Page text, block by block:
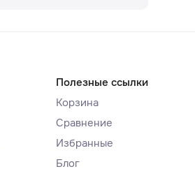
Полезные ссылки
Корзина
Сравнение
Избранные
Блог